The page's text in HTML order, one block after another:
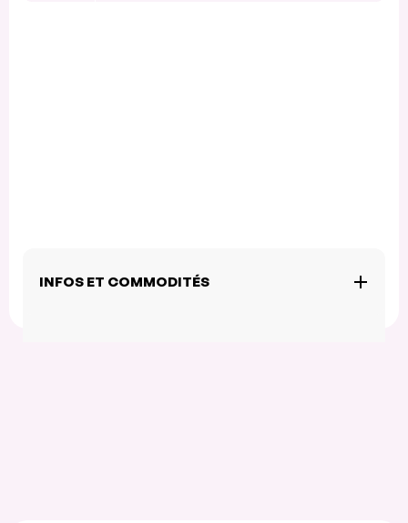
INFOS ET COMMODITÉS